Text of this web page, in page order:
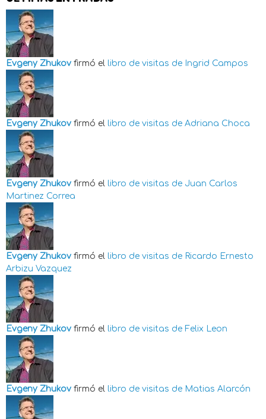
Evgeny Zhukov firmó el libro de visitas de Ingrid Campos
Evgeny Zhukov firmó el libro de visitas de Adriana Choca
Evgeny Zhukov firmó el libro de visitas de Juan Carlos
Martinez Correa
Evgeny Zhukov firmó el libro de visitas de Ricardo Ernesto
Arbizu Vazquez
Evgeny Zhukov firmó el libro de visitas de Felix Leon
Evgeny Zhukov firmó el libro de visitas de Matias Alarcón